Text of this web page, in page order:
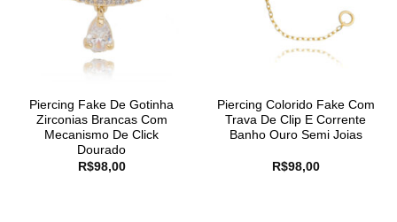
Piercing Fake De Gotinha
Zirconias Brancas Com
Mecanismo De Click
Dourado
R$98,00
Piercing Colorido Fake Com
Trava De Clip E Corrente
Banho Ouro Semi Joias
R$98,00